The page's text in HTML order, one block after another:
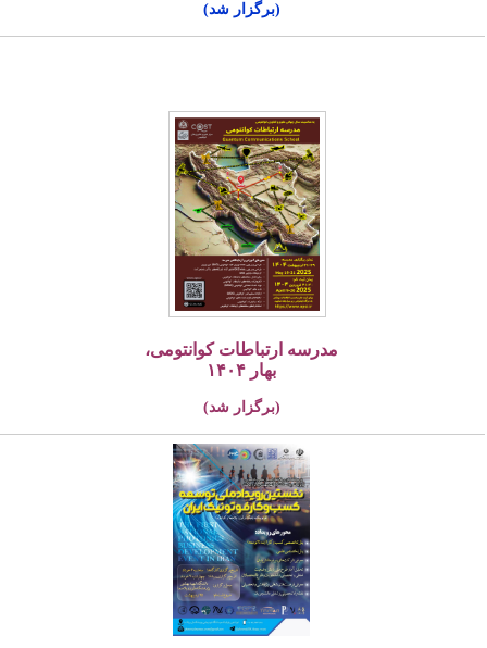
(برگزار شد)
مدرسه ارتباطات کوانتومی،
بهار ۱۴۰۴
(برگزار شد)